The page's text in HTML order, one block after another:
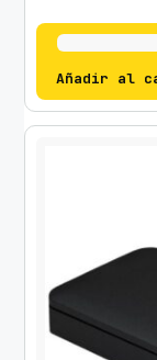
a
d
Añadir al